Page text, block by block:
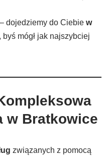
– dojedziemy do Ciebie w
, byś mógł jak najszybciej
w Bratkowice
związanych z pomocą